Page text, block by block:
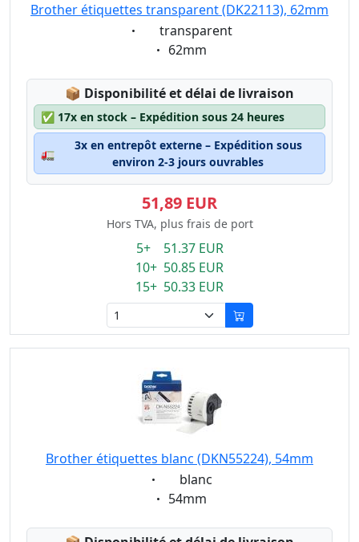
Brother étiquettes transparent (DK22113), 62mm
Eigenschaft:
transparent
Eigenschaft:
62mm
📦 Lagerstatus:
Disponibilité et délai de livraison
✅ 17x en stock – Expédition sous 24 heures
🚛
3x en entrepôt externe – Expédition sous
environ 2-3 jours ouvrables
51,89 EUR
Hors TVA, plus frais de port
5+ 51.37 EUR
10+ 50.85 EUR
15+ 50.33 EUR
Brother étiquettes blanc (DKN55224), 54mm
Eigenschaft:
blanc
Eigenschaft:
54mm